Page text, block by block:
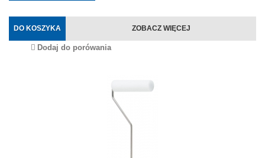
DO KOSZYKA ZOBACZ WIĘCEJ
Dodaj do porówania